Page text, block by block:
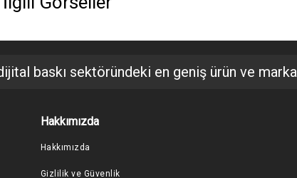
baskı sektöründeki en geniş ürün ve
Hakkımızda
Hakkımızda
Gizlilik ve Güvenlik